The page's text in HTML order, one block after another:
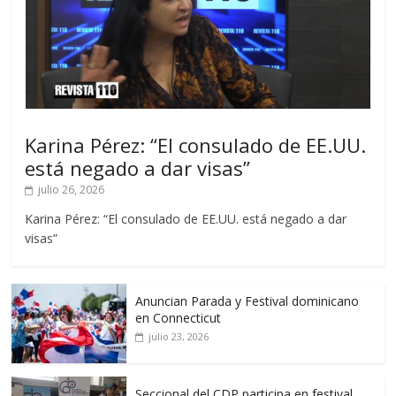
Karina Pérez: “El consulado de EE.UU.
está negado a dar visas”
julio 26, 2026
Karina Pérez: “El consulado de EE.UU. está negado a dar
visas”
Anuncian Parada y Festival dominicano
en Connecticut
julio 23, 2026